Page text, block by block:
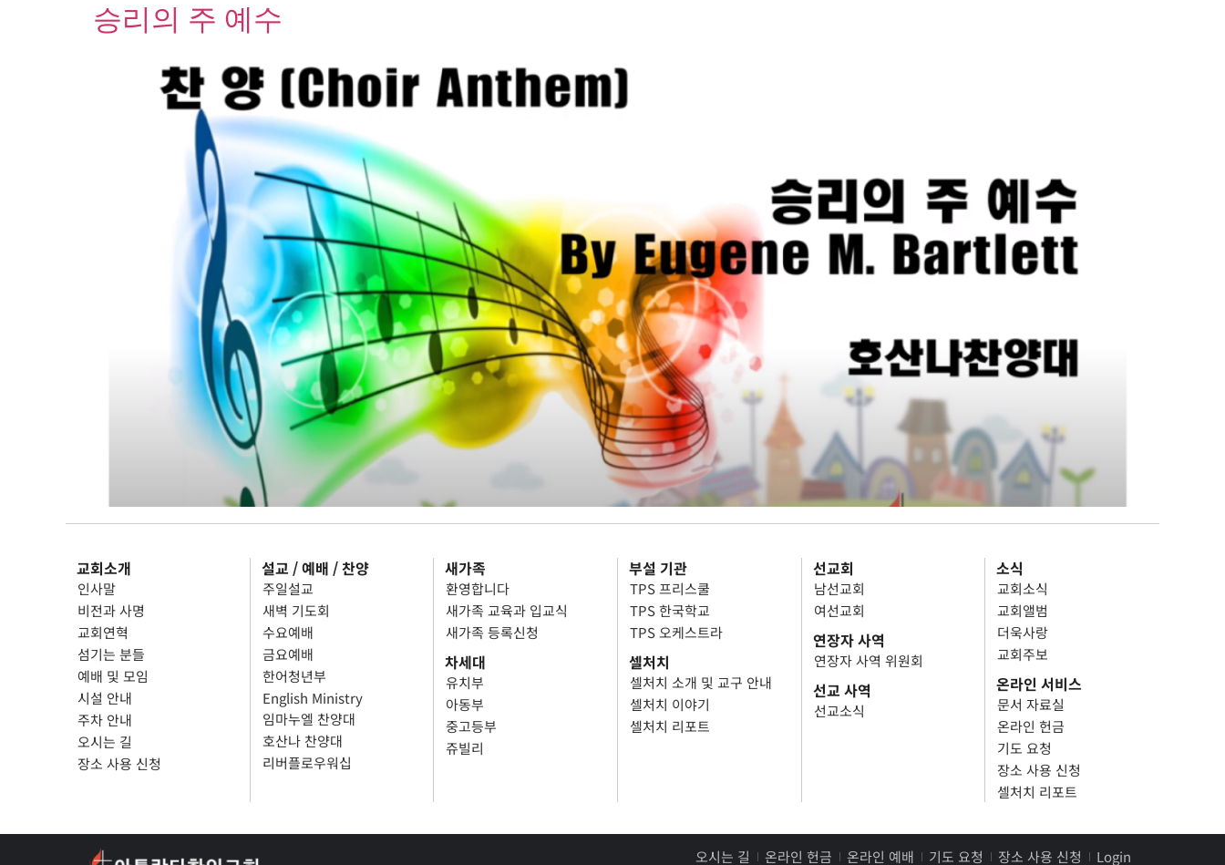
승리의 주 예수
교회소개
인사말
비전과 사명
교회연혁
섬기는 분들
예배 및 모임
시설 안내
주차 안내
오시는 길
장소 사용 신청
설교 / 예배 / 찬양
주일설교
새벽 기도회
수요예배
금요예배
한어청년부
English Ministry
임마누엘 찬양대
호산나 찬양대
리버플로우워십
새가족
환영합니다
새가족 교육과 입교식
새가족 등록신청
차세대
유치부
아동부
중고등부
쥬빌리
부설 기관
TPS 프리스쿨
TPS 한국학교
TPS 오케스트라
셀처치
셀처치 소개 및 교구 안내
셀처치 이야기
셀처치 리포트
선교회
남선교회
여선교회
연장자 사역
연장자 사역 위원회
선교 사역
선교소식
소식
교회소식
교회앨범
더욱사랑
교회주보
온라인 서비스
문서 자료실
온라인 헌금
기도 요청
장소 사용 신청
셀처치 리포트
오시는 길 온라인 헌금 온라인 예배 기도 요청 장소 사용 신청 Login